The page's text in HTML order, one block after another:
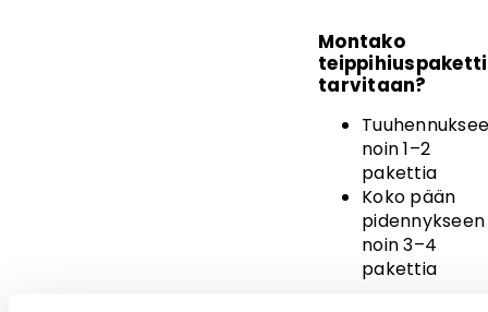
Montako
tarvitaan?
noin 1–2
pakettia
Koko pään
pidennykseen
noin 3–4
pakettia